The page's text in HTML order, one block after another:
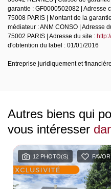
garantie : GF0000502082 | Adresse
75008 PARIS | Montant de la
médiateur : ANM CONSO | Adresse
75002 PARIS | Adresse du site :
d'obtention du label : 01/01/2016
Entreprise juridiquement et
Autres biens qui
vous intéresser
12 PHOTO(S)